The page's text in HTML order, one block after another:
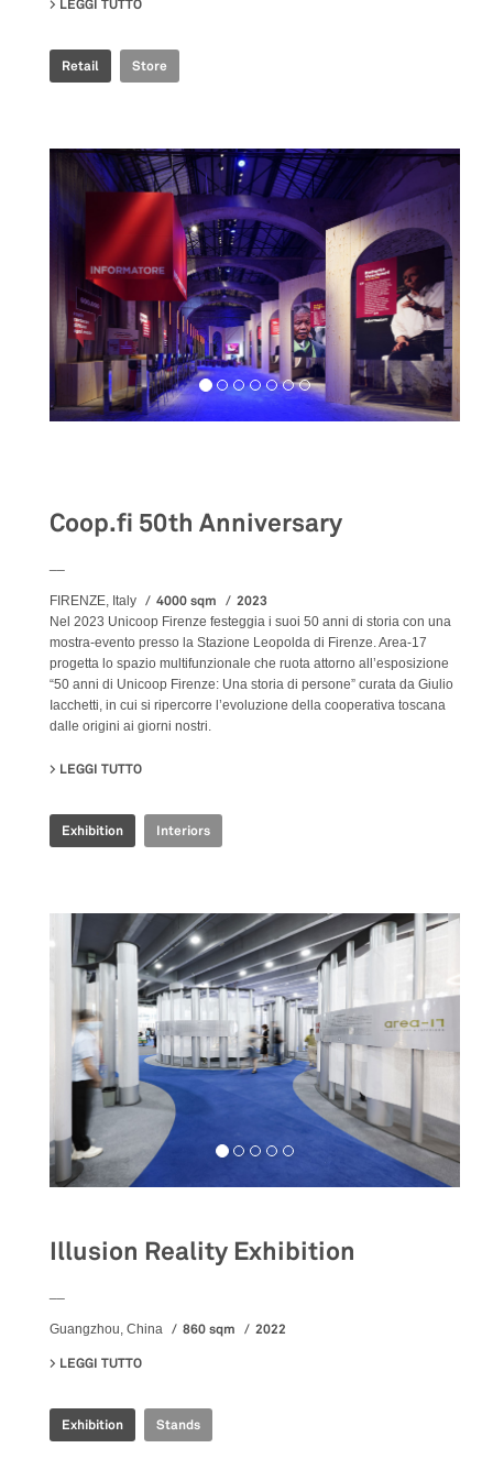
LEGGI TUTTO
Retail Store
Coop.fi 50th Anniversary
FIRENZE, Italy 4000 sqm 2023
Nel 2023 Unicoop Firenze festeggia i suoi 50 anni di storia con una
mostra-evento presso la Stazione Leopolda di Firenze. Area-17
progetta lo spazio multifunzionale che ruota attorno all’esposizione
“50 anni di Unicoop Firenze: Una storia di persone” curata da Giulio
Iacchetti, in cui si ripercorre l’evoluzione della cooperativa toscana
dalle origini ai giorni nostri.
LEGGI TUTTO
Exhibition Interiors
Illusion Reality Exhibition
Guangzhou, China 860 sqm
2022
LEGGI TUTTO
Exhibition Stands